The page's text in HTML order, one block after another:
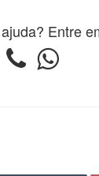
Entre